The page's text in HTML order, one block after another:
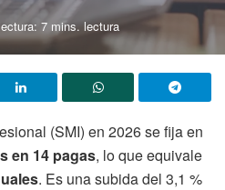
7 mins. lectura
(SMI) en 2026 se fija en
en 14 pagas, lo que equivale
. Es una subida del 3,1 %